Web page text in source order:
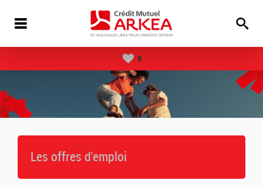
0
Les offres d'emploi